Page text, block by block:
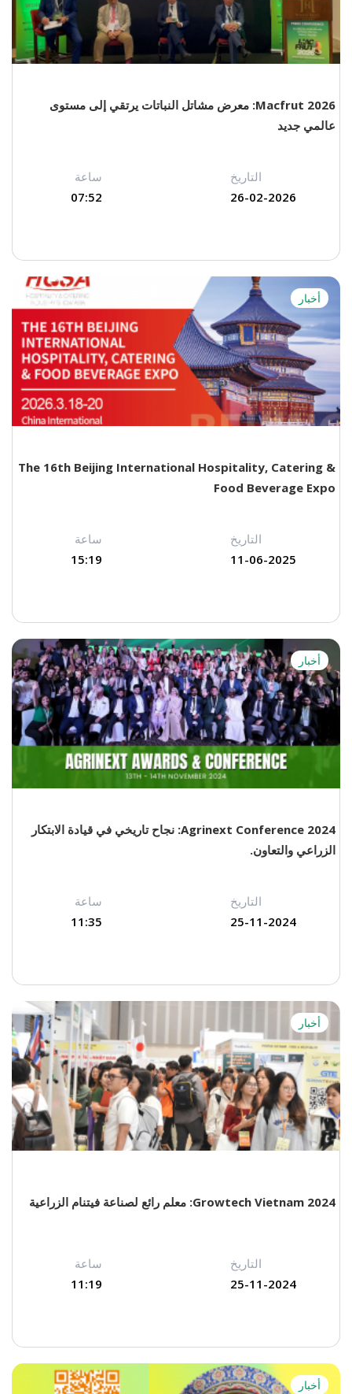
Macfrut 2026: معرض مشاتل النباتات يرتقي إلى مستوى
عالمي جديد
التاريخ
ساعة
26-02-2026
07:52
أخبار
The 16th Beijing International Hospitality, Catering &
Food Beverage Expo
التاريخ
ساعة
11-06-2025
15:19
أخبار
Agrinext Conference 2024: نجاح تاريخي في قيادة الابتكار
الزراعي والتعاون.
التاريخ
ساعة
25-11-2024
11:35
أخبار
Growtech Vietnam 2024: معلم رائع لصناعة فيتنام الزراعية
التاريخ
ساعة
25-11-2024
11:19
أخبار